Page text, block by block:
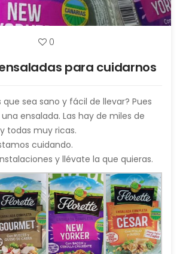
0
para cuidarnos
sea sano y fácil de llevar? Pues
ensalada. Las hay de miles de
todas muy ricas.
cuidando.
y llévate la que quieras.